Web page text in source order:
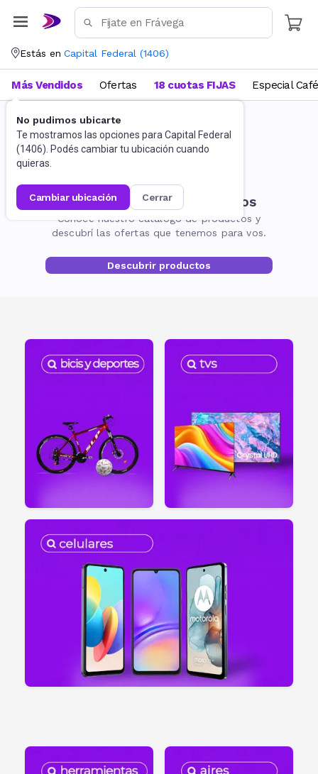
Estás en Capital Federal (1406)
No pudimos ubicarte
Te mostramos las opciones para Capital Federal
(1406). Podés cambiar tu ubicación cuando
quieras.
cambiar ubicación cerrar
Más Vendidos Ofertas 18 cuotas FIJAS Especial Café
No encontramos resultados
Conocé nuestro catálogo de productos y
descubrí las ofertas que tenemos para vos.
Descubrir productos